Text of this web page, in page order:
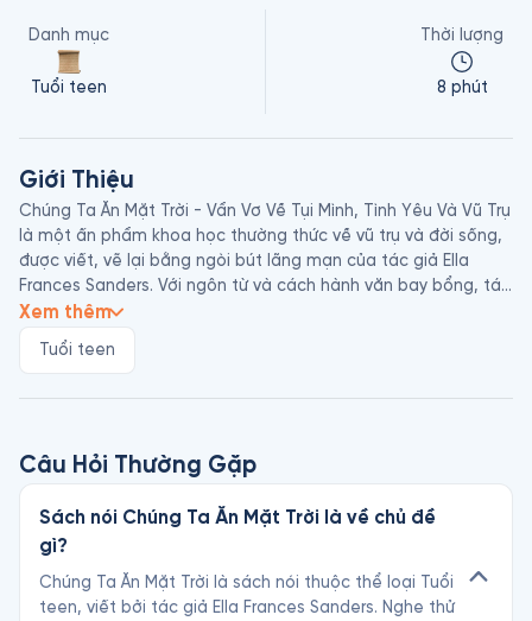
Danh mục
Tuổi teen
Thời lượng
8 phút
Giới Thiệu
Chúng Ta Ăn Mặt Trời - Vẩn Vơ Về Tụi Mình, Tình Yêu Và Vũ Trụ
là một ấn phẩm khoa học thường thức về vũ trụ và đời sống,
được viết, vẽ lại bằng ngòi bút lãng mạn của tác giả Ella
Frances Sanders. Với ngôn từ và cách hành văn bay bổng, tác
giả truyền tải những kiến thức khoa học tự nhiên đến với độc
giả một cách dễ hiểu, dễ hình dung và tiếp thu nhất có thể.
Xem thêm
Tuổi teen
Câu Hỏi Thường Gặp
Sách nói Chúng Ta Ăn Mặt Trời là về chủ đề
gì?
Chúng Ta Ăn Mặt Trời là sách nói thuộc thể loại Tuổi
teen, viết bởi tác giả Ella Frances Sanders. Nghe thử